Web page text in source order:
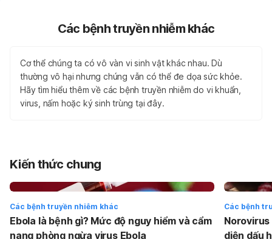
Các bệnh truyền nhiễm khác
Cơ thể chúng ta có vô vàn vi sinh vật khác nhau. Dù
thường vô hại nhưng chúng vẫn có thể đe dọa sức khỏe.
Hãy tìm hiểu thêm về các bệnh truyền nhiễm do vi khuẩn,
virus, nấm hoặc ký sinh trùng tại đây.
Kiến thức chung
Các bệnh truyền nhiễm khác
Ebola là bệnh gì? Mức độ nguy hiểm và cẩm
nang phòng ngừa virus Ebola
Các bệnh
Norovirus
diện dấu